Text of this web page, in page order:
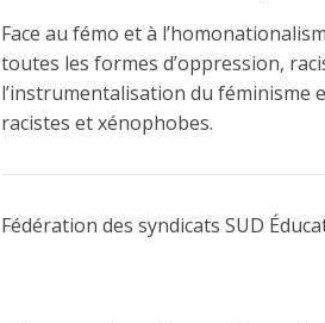
Face au fémo et à
toutes les formes d’oppression,
l’instrumentalisation du féminisme
racistes et xénophobes.
Fédération des syndicats SUD